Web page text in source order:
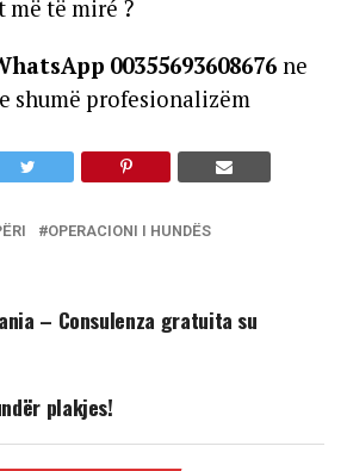
më të miré ?
00355693608676 ne
shumë profesionalizëm
OPERACIONI I HUNDËS
– Consulenza gratuita su
plakjes!